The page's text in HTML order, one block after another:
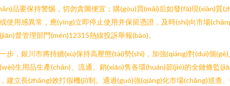
品要保持警惕，切勿貪圖便宜；購(gòu)買(mǎi)后如發(fā)現(xiàn)質
使用感異常，應(yīng)立即停止使用并保留憑證，及時(shí)向市場
督管理部門(mén)12315熱線投訴舉報(bào)。
步，銀川市將持續(xù)保持高壓態(tài)勢(shì)，加強(qiáng)對(duì)個(gè)
生用品生產(chǎn)、流通、銷(xiāo)售各環(huán)節(jié)的全鏈條監
建立長(zhǎng)效打假機(jī)制。通過(guò)強(qiáng)化市場(chǎng)巡查